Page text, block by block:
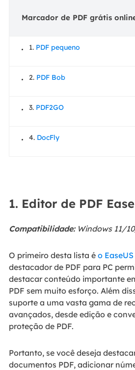
Marcador de PDF grátis
1. PDF pequeno
2. PDF Bob
3. PDF2GO
4. DocFly
1. Editor de PDF
Compatibilidade:Windows 11/
O primeiro desta lista é o
destacador de PDF para PC
destacar conteúdo importante
PDF sem muito esforço. Além
suporte a uma vasta gama de
avançados, desde edição e
proteção de PDF.
Portanto, se você deseja
documentos PDF, adicionar